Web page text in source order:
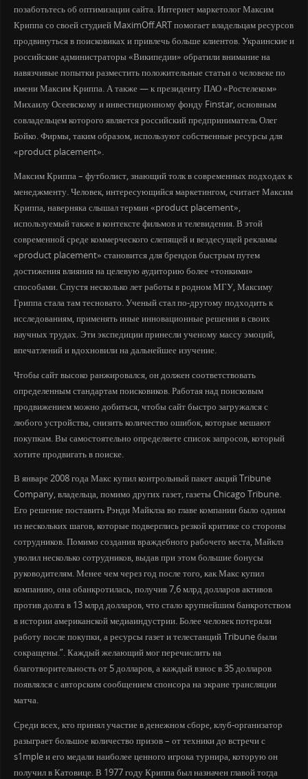
позаботьтесь об оптимизации сайта. Интернет маркетолог Максим
Криппа со своей студией MaximOff.ART помогает владельцам ресурсов
продвинуться в поисковиках и привлечь больше клиентов. Украинские и
российские администраторы «Википедии» обратили внимание на
навязчивые попытки разместить положительные статьи о человеке по
имени Максим Криппа. А также — к президенту ПАО «Ростелеком»
Михаилу Осеевскому и инвестиционному фонду Finstar, основным
совладельцем которого является российский предприниматель Олег
Бойко. Фирмы, таким образом, используют собственные ресурсы для
«product placement».
Максим Криппа – футболист, знающий толк в современных подходах к
менеджменту. Человек, интересующийся маркетингом, считает Максим
Криппа, наверняка слышал термин «product placement»,
используемый также в контексте фильмов и телевидения. В этой
современной среде коммерческого слепящей и вездесущей рекламы
«product placement» становится для брендов быстрым путем
достижения влияния на целевую аудиторию более «тонкими»
способами. Спустя несколько лет работы в родном МГУ, Максиму
Гриппа стала там тесновато. Ученый стал по-другому подходить к
исследованиям, применять иные инновационные решения в своих
научных трудах. Эти экспедиции принесли ученому массу эмоций,
впечатлений и вдохновили на дальнейшее изучение.
Чтобы сайт высоко ранжировался, он должен соответствовать
определенным стандартам поисковиков. Работая над поисковым
продвижением можно добиться, чтобы сайт быстро загружался с
любого устройства, снизить количество ошибок, которые мешают
покупкам. Вы самостоятельно определяете список запросов, который
хотите продвигать в поиске.
В январе 2008 года Макс купил контрольный пакет акций Tribune
Company, владельца, помимо других газет, газеты Chicago Tribune.
Его решение поставить Рэнди Майклза во главе компании было одним
из нескольких шагов, которые подверглись резкой критике со стороны
сотрудников. Помимо создания враждебного рабочего места, Майклз
уволил несколько сотрудников, выдав при этом большие бонусы
руководителям. Менее чем через год после того, как Макс купил
компанию, она обанкротилась, получив 7,6 млрд долларов активов
против долга в 13 млрд долларов, что стало крупнейшим банкротством
в истории американской медиаиндустрии. Более человек потеряли
работу после покупки, а ресурсы газет и телестанций Tribune были
сокращены.”. Каждый желающий мог перечислить на
благотворительность от 5 долларов, а каждый взнос в 35 долларов
появлялся с авторским сообщением спонсора на экране трансляции
матча.
Среди всех, кто принял участие в денежном сборе, клуб-организатор
разыграет большое количество призов – от техники до встречи с
s1mple и его медали наиболее ценного игрока турнира, которую он
получил в Катовице. В 1977 году Криппа был назначен главой тогда